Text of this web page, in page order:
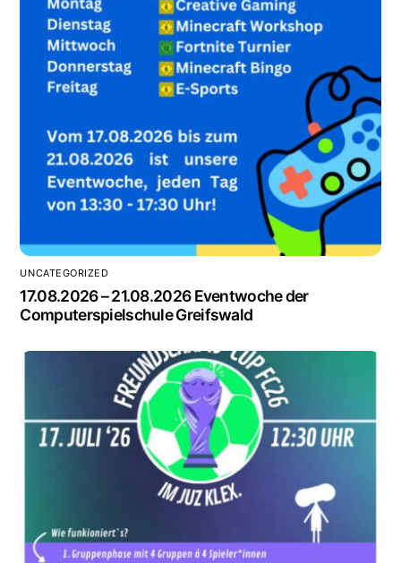
UNCATEGORIZED
17.08.2026 – 21.08.2026 Eventwoche der
Computerspielschule Greifswald